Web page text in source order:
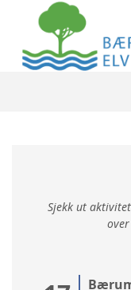
Sjekk ut